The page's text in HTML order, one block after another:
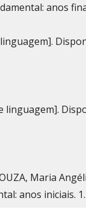
anos
linguagem].
Maria
anos iniciais.